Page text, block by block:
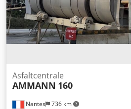
Nantes 736 km
Asfaltcentrale
AMMANN 160